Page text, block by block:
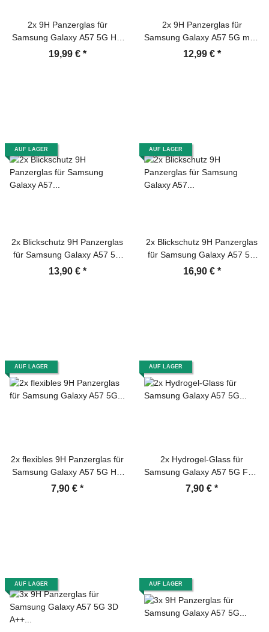
2x 9H Panzerglas für
Samsung Galaxy A57 5G HD
KLAR Full-Screen Protector
19,99 € *
2x 9H Panzerglas für
Samsung Galaxy A57 5G matt
Anti-Reflex entspiegelt echtes
12,99 € *
AUF LAGER
2x Blickschutz 9H Panzerglas
für Samsung Galaxy A57 5G
Anti-Spy Sichtschutz Privacy
13,90 € *
AUF LAGER
2x Blickschutz 9H Panzerglas
für Samsung Galaxy A57 5G
Full-Screen Anti-Spy Privacy
16,90 € *
AUF LAGER
2x flexibles 9H Panzerglas für
Samsung Galaxy A57 5G HD
klar Displayschutz Schutzglas
7,90 € *
AUF LAGER
2x Hydrogel-Glass für
Samsung Galaxy A57 5G Full-
Screen HD klar Schutzglas
7,90 € *
AUF LAGER AUF LAGER